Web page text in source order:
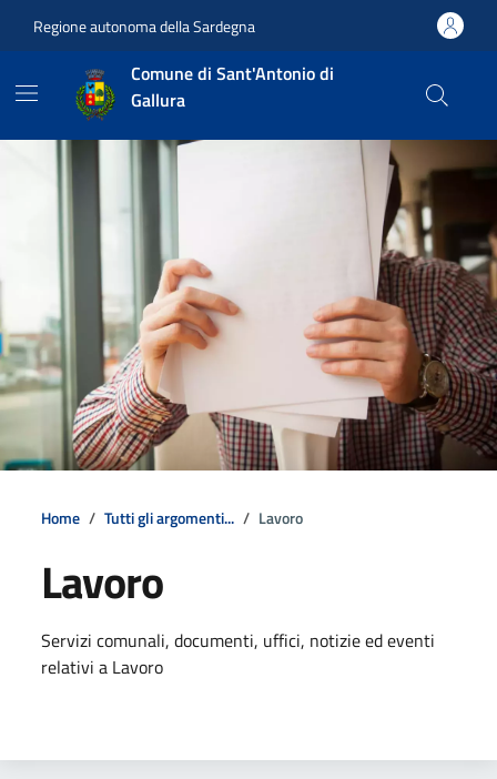
Regione autonoma della Sardegna
Comune di Sant'Antonio di
Gallura
Home Tutti gli argomenti... Lavoro
Lavoro
Dettagli della notizia
Servizi comunali, documenti, uffici, notizie ed eventi
relativi a Lavoro